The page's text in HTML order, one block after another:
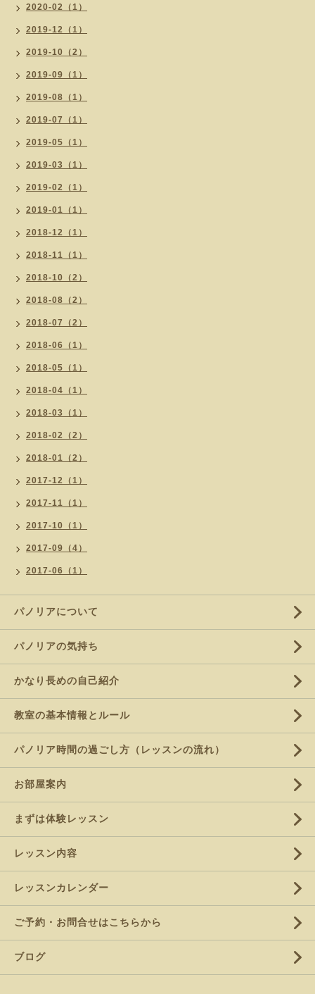
2020-02（1）
2019-12（1）
2019-10（2）
2019-09（1）
2019-08（1）
2019-07（1）
2019-05（1）
2019-03（1）
2019-02（1）
2019-01（1）
2018-12（1）
2018-11（1）
2018-10（2）
2018-08（2）
2018-07（2）
2018-06（1）
2018-05（1）
2018-04（1）
2018-03（1）
2018-02（2）
2018-01（2）
2017-12（1）
2017-11（1）
2017-10（1）
2017-09（4）
2017-06（1）
パノリアについて
パノリアの気持ち
かなり長めの自己紹介
教室の基本情報とルール
パノリア時間の過ごし方（レッスンの流れ）
お部屋案内
まずは体験レッスン
レッスン内容
レッスンカレンダー
ご予約・お問合せはこちらから
ブログ